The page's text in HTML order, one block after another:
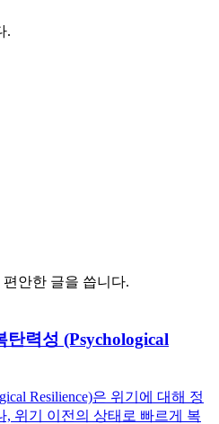
.
안한 글을 씁니다.
력성 (Psychological
Resilience)은 위기에 대해 정
위기 이전의 상태로 빠르게 복